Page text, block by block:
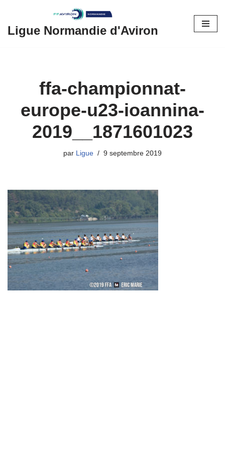
Aller
Ligue Normandie d'Aviron
ffa-championnat-
europe-u23-ioannina-
2019__1871601023
par Ligue 9 septembre 2019